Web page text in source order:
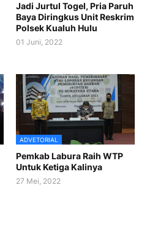
Jadi Jurtul Togel, Pria Paruh
Baya Diringkus Unit Reskrim
Polsek Kualuh Hulu
01 Juni, 2022
ADVETORIAL
Pemkab Labura Raih WTP
Untuk Ketiga Kalinya
27 Mei, 2022